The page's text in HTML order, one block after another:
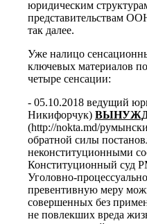
юридическим
представительствам
так далее.
Уже налицо
ключевых материалов
четыре сенсации:
- 05.10.2018 ведущий
Никифорчук)
(http://nokta.md/
обратной силы
неконституционными
Конституционный суд
Уголовно-
превентивную меру
совершенных без
не повлекших вреда